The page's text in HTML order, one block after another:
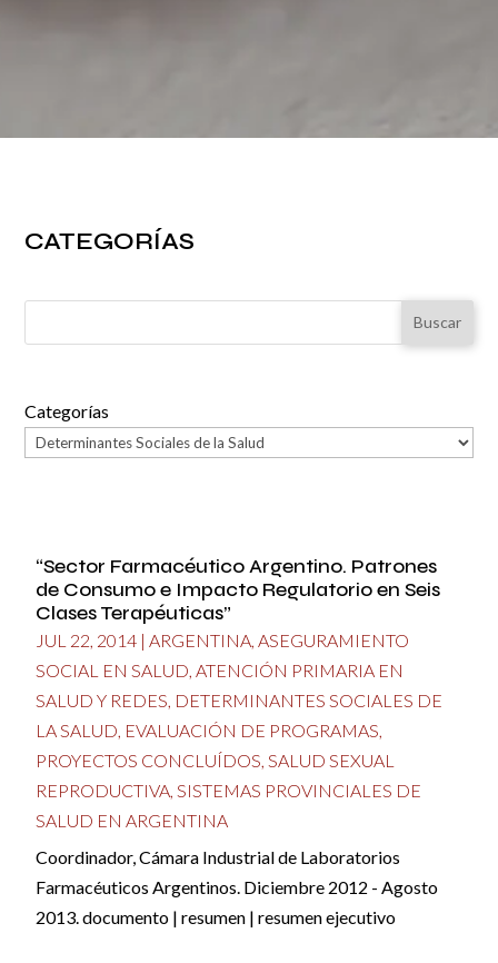
CATEGORÍAS
Buscar
Categorías
“Sector Farmacéutico Argentino. Patrones
de Consumo e Impacto Regulatorio en Seis
Clases Terapéuticas”
JUL 22, 2014 | ARGENTINA ASEGURAMIENTO
SOCIAL EN SALUD ATENCIÓN PRIMARIA EN
SALUD Y REDES DETERMINANTES SOCIALES DE
LA SALUD EVALUACIÓN DE PROGRAMAS
PROYECTOS CONCLUÍDOS SALUD SEXUAL
REPRODUCTIVA SISTEMAS PROVINCIALES DE
SALUD EN ARGENTINA
Coordinador, Cámara Industrial de Laboratorios
Farmacéuticos Argentinos. Diciembre 2012 - Agosto
2013. documento | resumen | resumen ejecutivo